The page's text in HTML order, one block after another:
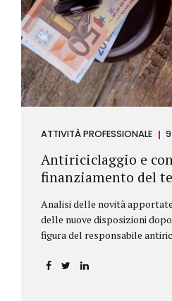
ATTIVITÀ PROFESSIONALE
Antiriciclaggio e
finanziamento del
Analisi delle novità
delle nuove disposizioni
figura del responsabile